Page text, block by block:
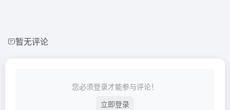
暂无评论
您必须登录才能参与评论！
立即登录